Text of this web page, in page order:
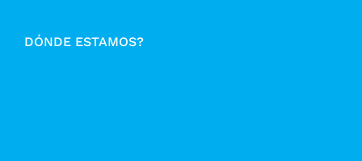
DÓNDE ESTAMOS?